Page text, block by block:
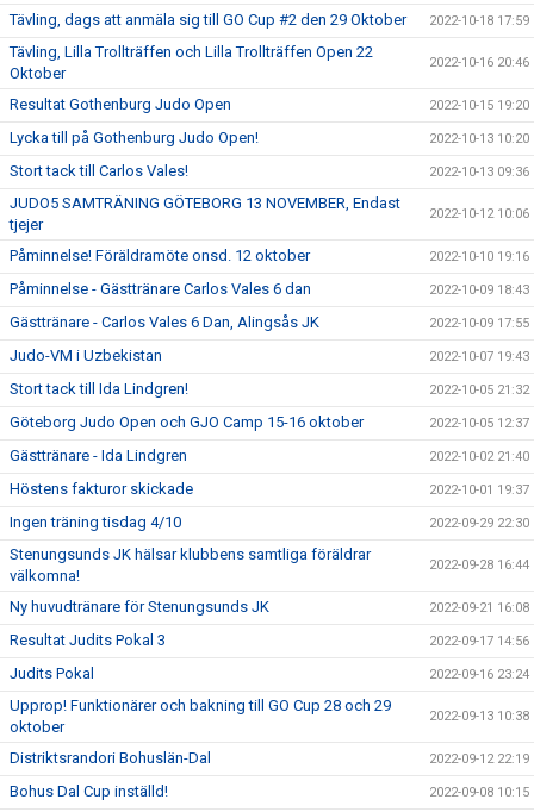
Tävling, dags att anmäla sig till GO Cup #2 den 29 Oktober 2022-10-18 17:59
Tävling, Lilla Trollträffen och Lilla Trollträffen Open 22
Oktober
2022-10-16 20:46
Resultat Gothenburg Judo Open 2022-10-15 19:20
Lycka till på Gothenburg Judo Open! 2022-10-13 10:20
Stort tack till Carlos Vales! 2022-10-13 09:36
JUDO5 SAMTRÄNING GÖTEBORG 13 NOVEMBER, Endast
tjejer
2022-10-12 10:06
Påminnelse! Föräldramöte onsd. 12 oktober 2022-10-10 19:16
Påminnelse - Gästtränare Carlos Vales 6 dan 2022-10-09 18:43
Gästtränare - Carlos Vales 6 Dan, Alingsås JK 2022-10-09 17:55
Judo-VM i Uzbekistan 2022-10-07 19:43
Stort tack till Ida Lindgren! 2022-10-05 21:32
Göteborg Judo Open och GJO Camp 15-16 oktober 2022-10-05 12:37
Gästtränare - Ida Lindgren 2022-10-02 21:40
Höstens fakturor skickade 2022-10-01 19:37
Ingen träning tisdag 4/10 2022-09-29 22:30
Stenungsunds JK hälsar klubbens samtliga föräldrar
välkomna!
2022-09-28 16:44
Ny huvudtränare för Stenungsunds JK 2022-09-21 16:08
Resultat Judits Pokal 3 2022-09-17 14:56
Judits Pokal 2022-09-16 23:24
Upprop! Funktionärer och bakning till GO Cup 28 och 29
oktober
2022-09-13 10:38
Distriktsrandori Bohuslän-Dal 2022-09-12 22:19
Bohus Dal Cup inställd! 2022-09-08 10:15